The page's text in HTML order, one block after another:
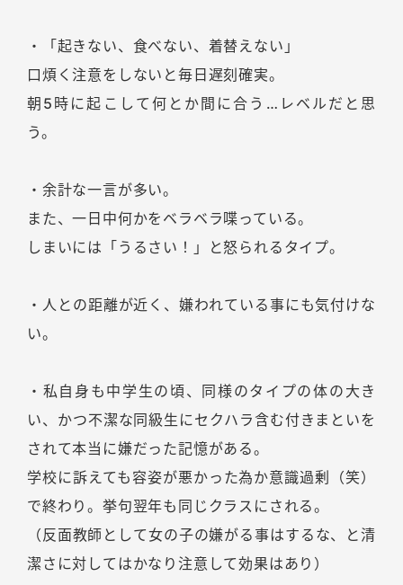
・「起きない、食べない、着替えない」
口煩く注意をしないと毎日遅刻確実。
朝5時に起こして何とか間に合う…レベルだと思
う。
・余計な一言が多い。
また、一日中何かをベラベラ喋っている。
しまいには「うるさい！」と怒られるタイプ。
・人との距離が近く、嫌われている事にも気付けな
い。
・私自身も中学生の頃、同様のタイプの体の大き
い、かつ不潔な同級生にセクハラ含む付きまといを
されて本当に嫌だった記憶がある。
学校に訴えても容姿が悪かった為か意識過剰（笑）
で終わり。挙句翌年も同じクラスにされる。
（反面教師として女の子の嫌がる事はするな、と清
潔さに対してはかなり注意して効果はあり）